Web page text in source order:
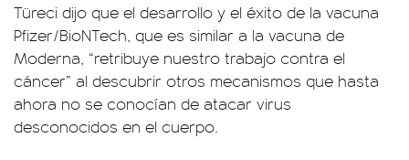
Türeci dijo que el desarrollo y el éxito de la vacuna
Pfizer/BioNTech, que es similar a la vacuna de
Moderna, “retribuye nuestro trabajo contra el
cáncer” al descubrir otros mecanismos que hasta
ahora no se conocían de atacar virus
desconocidos en el cuerpo.